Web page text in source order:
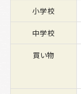
小学校
中学校
買い物